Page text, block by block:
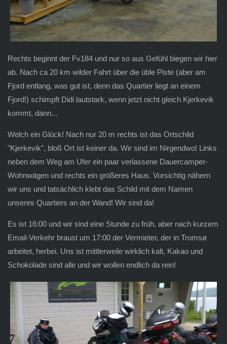
Rechts beginnt der Fv184 und nur so aus Gefühl biegen wir hier
ab. Nach ca 20 km wilder Fahrt über die üble Piste (aber am
Fjord entlang, was gut ist, denn das Quartier liegt an einem
Fjord!) schimpft Didi lautstark, wenn jetzt nicht gleich Kjerkevik
kommt, dann...
Welch ein Glück! Nach nur 20 m rechts ist das Ortschild
"Kjerkevik", bloß Ort ist keiner da. Wir sind im Nirgendwo! Links
neben dem Weg am Ufer ein paar verlassene Dauercamper-
Wohnwägen und rechts ein größeres Haus. Vorsichtig nähern
wir uns und tatsächlich klebt das Schild mit dem Namen
unseres Quartiers an der Wand! Wir sind da!
Es ist 16:00 und wir sind eine Stunde zu früh, aber nach kurzem
Email-Verkehr braust um 17:00 der Vermieter, der in Tromsø
arbeitet, herbei. Uns ist mittlerweile wirklich kalt, Kakao und
Schokolade sind alle und wir wollen endlich da rein!